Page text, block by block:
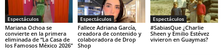
Espectáculos
Mariana Ochoa se
convierte en la primera
eliminada de “La Casa de
los Famosos México 2026”
Espectáculos
Fallece Adriana García,
creadora de contenido y
colaboradora de Drop
Shop
Espectáculos
#SabiasQue ¿Charlie
Sheen y Emilio Estévez
vivieron en Guaymas?